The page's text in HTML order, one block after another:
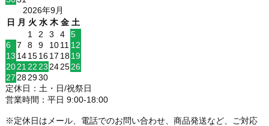
2026年9月
日
月 火 水 木 金 土
1
2 3 4
5
6
7 8 9 1011 12
13 14151617 1819
2021 22 23 242526
27 282930
定休日：土・日/祝祭日
営業時間：平日 9:00-18:00
※定休日はメール、電話でのお問い合わせ、商品発送など、ご対応